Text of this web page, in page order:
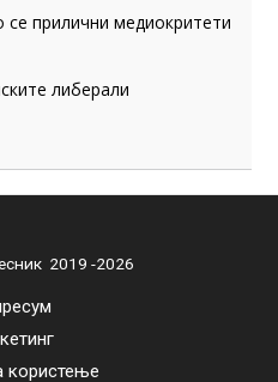
прилични медиокритети
либерали
2019 -2026
користење